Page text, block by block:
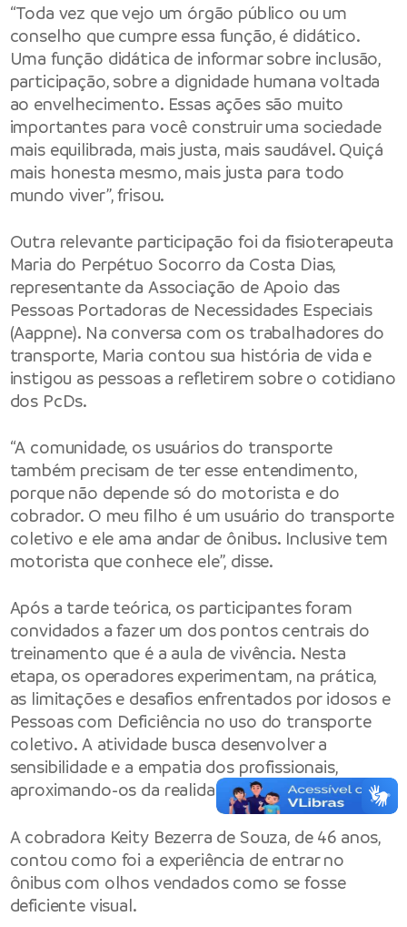
“Toda vez que vejo um órgão público ou um
conselho que cumpre essa função, é didático.
Uma função didática de informar sobre inclusão,
participação, sobre a dignidade humana voltada
ao envelhecimento. Essas ações são muito
importantes para você construir uma sociedade
mais equilibrada, mais justa, mais saudável. Quiçá
mais honesta mesmo, mais justa para todo
mundo viver”, frisou.
Outra relevante participação foi da fisioterapeuta
Maria do Perpétuo Socorro da Costa Dias,
representante da Associação de Apoio das
Pessoas Portadoras de Necessidades Especiais
(Aappne). Na conversa com os trabalhadores do
transporte, Maria contou sua história de vida e
instigou as pessoas a refletirem sobre o cotidiano
dos PcDs.
“A comunidade, os usuários do transporte
também precisam de ter esse entendimento,
porque não depende só do motorista e do
cobrador. O meu filho é um usuário do transporte
coletivo e ele ama andar de ônibus. Inclusive tem
motorista que conhece ele”, disse.
Após a tarde teórica, os participantes foram
convidados a fazer um dos pontos centrais do
treinamento que é a aula de vivência. Nesta
etapa, os operadores experimentam, na prática,
as limitações e desafios enfrentados por idosos e
Pessoas com Deficiência no uso do transporte
coletivo. A atividade busca desenvolver a
sensibilidade e a empatia dos profissionais,
aproximando-os da realidade dos usuários.
A cobradora Keity Bezerra de Souza, de 46 anos,
contou como foi a experiência de entrar no
ônibus com olhos vendados como se fosse
deficiente visual.